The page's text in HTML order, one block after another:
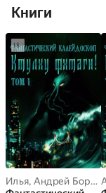
Книги
Илья, Андрей Бородин